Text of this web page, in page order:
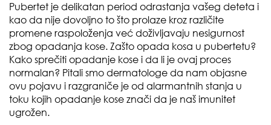
Pubertet je delikatan period odrastanja vašeg deteta i
kao da nije dovoljno to što prolaze kroz različite
promene raspoloženja već doživljavaju nesigurnost
zbog opadanja kose. Zašto opada kosa u pubertetu?
Kako sprečiti opadanje kose i da li je ovaj proces
normalan? Pitali smo dermatologe da nam objasne
ovu pojavu i razgraniče je od alarmantnih stanja u
toku kojih opadanje kose znači da je naš imunitet
ugrožen.